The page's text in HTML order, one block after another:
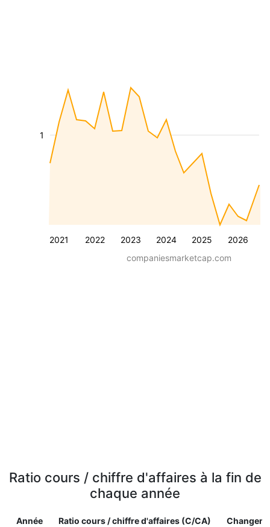
2021 2022 2023 2024 2025 2026
1
companiesmarketcap.com
Ratio cours / chiffre d'affaires à la fin de
chaque année
Année Ratio cours / chiffre d'affaires (C/CA)